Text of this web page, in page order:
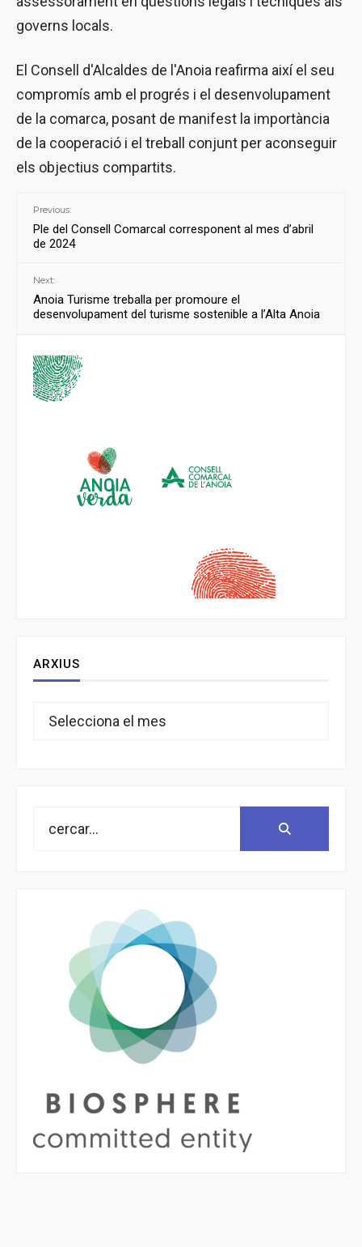
governs locals.
El Consell d'Alcaldes de l'Anoia reafirma així el seu
compromís amb el progrés i el desenvolupament
de la comarca, posant de manifest la importància
de la cooperació i el treball conjunt per aconseguir
els objectius compartits.
Previous:
Ple del Consell Comarcal corresponent al mes d’abril
de 2024
Next:
Anoia Turisme treballa per promoure el
desenvolupament del turisme sostenible a l’Alta Anoia
ARXIUS